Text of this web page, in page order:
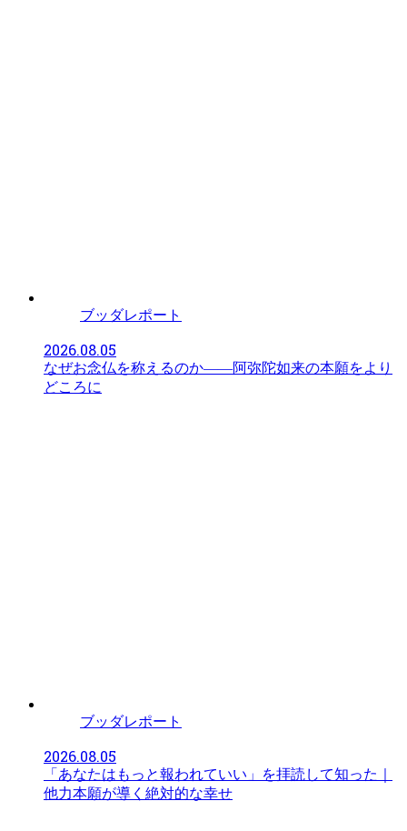
ブッダレポート
2026.08.05
なぜお念仏を称えるのか――阿弥陀如来の本願をより
どころに
ブッダレポート
2026.08.05
「あなたはもっと報われていい」を拝読して知った｜
他力本願が導く絶対的な幸せ